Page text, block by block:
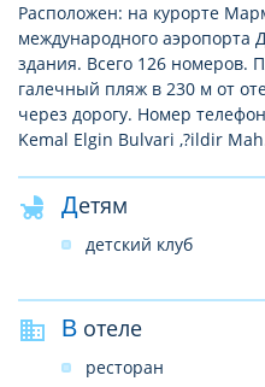
Расположен: на курорте
международного аэропорта
здания. Всего 126 номеров.
галечный пляж в 230 м от
через дорогу. Номер
Kemal Elgin Bulvari ,?ildir
Детям
детский клуб
В отеле
ресторан